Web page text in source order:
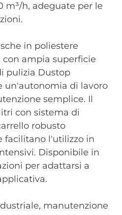
m³/h, adeguate per le
in poliestere
ampia superficie
pulizia Dustop
un'autonomia di lavoro
semplice. Il
con sistema di
robusto
facilitano l'utilizzo in
Disponibile in
per adattarsi a
manutenzione